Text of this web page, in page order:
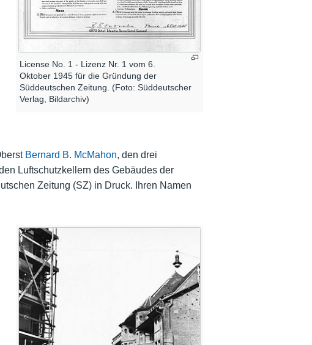
License No. 1 - Lizenz Nr. 1 vom 6.
Oktober 1945 für die Gründung der
Süddeutschen Zeitung. (Foto: Süddeutscher
Verlag, Bildarchiv)
Bernard B. McMahon, den drei
Luftschutzkellern des Gebäudes der
Zeitung (SZ) in Druck. Ihren Namen